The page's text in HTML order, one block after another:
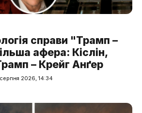
справи "Трамп –
афера: Кіслін,
– Крейг Анґер
2026, 14:34